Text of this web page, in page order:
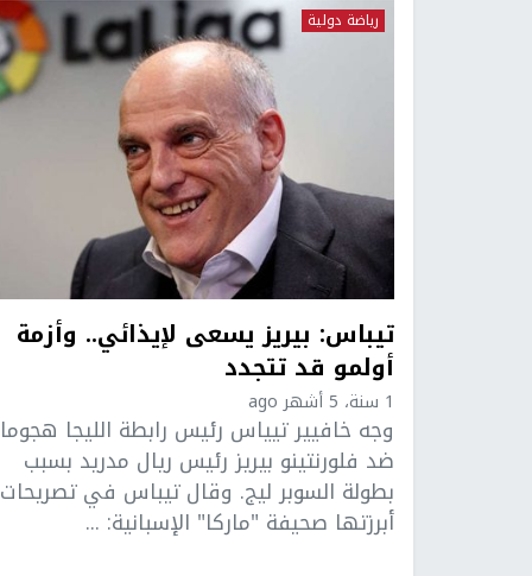
رياضة دولية
تيباس: بيريز يسعى لإيذائي.. وأزمة
أولمو قد تتجدد
1 سنة، 5 أشهر ago
وجه خافيير تيياس رئيس رابطة الليجا هجوما
ضد فلورنتينو بيريز رئيس ريال مدريد بسبب
بطولة السوبر ليج. وقال تيباس في تصريحات
أبرزتها صحيفة "ماركا" الإسبانية: ...